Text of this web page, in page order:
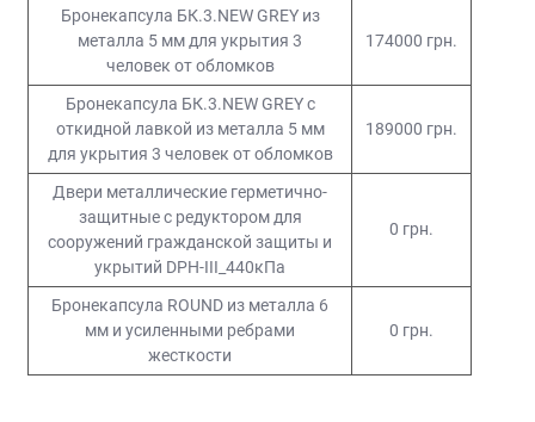
перемещение хранилища при необходимости;
высокая скорость и простота монтажа.
Среди конструктивных частей сейфовой комнаты:
Стеновые бронированные панели. Эти конструкции
гарантируют надежную защиту от проникновения.
взломостойкости и может варьироваться в пределах
от 40 до 100 мм. Ширина и высота панелей также
подбирается в зависимости от назначения
хранилища и потребностей заказчика.
Напольные панели. Конструкции аналогичного
класса и назначения, препятствуют подкопу или
проникновению с нижних этажей здания.
Бронекапсула БК.3.NEW GREY из
металла 5 мм для укрытия 3
человек от обломков
174000 грн.
Бронекапсула БК.3.NEW GREY с
откидной лавкой из металла 5 мм
для укрытия 3 человек от обломков
189000 грн.
Двери металлические герметично-
защитные с редуктором для
сооружений гражданской защиты и
укрытий DPH-III_440кПа
0 грн.
Бронекапсула ROUND из металла 6
мм и усиленными ребрами
жесткости
0 грн.